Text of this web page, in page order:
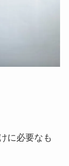
に必要なも